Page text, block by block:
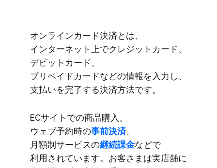
オンラインカード決済とは、​
インターネット上で​クレジットカード、​
デビットカード、​
プリペイドカードなどの​情報を​入力し、​
支払いを​完了する​決済方​法です。
ECサイトでの​商品購入、​
ウェブ予約時の​事前決済、​
月額制サービスの​継続課金などで​
利用されています。​お客さまは​実店舗に​